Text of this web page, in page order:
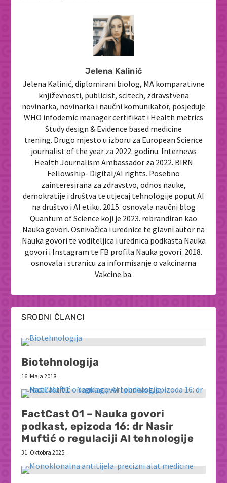
Jelena Kalinić
Jelena Kalinić, diplomirani biolog, MA komparativne
književnosti, publicist, scitech, zdravstvena
novinarka, novinarka i naučni komunikator, posjeduje
WHO infodemic manager certifikat i Health metrics
Study design & Evidence based medicine
trening. Drugo mjesto u izboru za European Science
journalist of the year za 2022. godinu. Internews
Health Journalism Ambassador za 2022. BIRN
Fellowship- Digital/AI rights. Posebno
zainteresirana za zdravstvo, odnos nauke,
demokratije i društva te utjecaj tehnologije poput AI
na društvo i AI etiku. 2015. osnovala naučni blog
Quantum of Science koji je 2023. rebrandiran kao
Nauka govori. Osnivačica i urednice te glavni autor na
Nauka govori te voditeljica i urednica podkasta Nauka
govori i Instagram te FB profila Nauka govori. 2018.
osnovala i stranicu za informisanje o vakcinama
Vakcine.ba.
SRODNI ČLANCI
Biotehnologija
16. Maja 2018.
FactCast 01 – Nauka govori
podkast, epizoda 16: dr Nasir
Muftić o regulaciji AI tehnologije
31. Oktobra 2025.